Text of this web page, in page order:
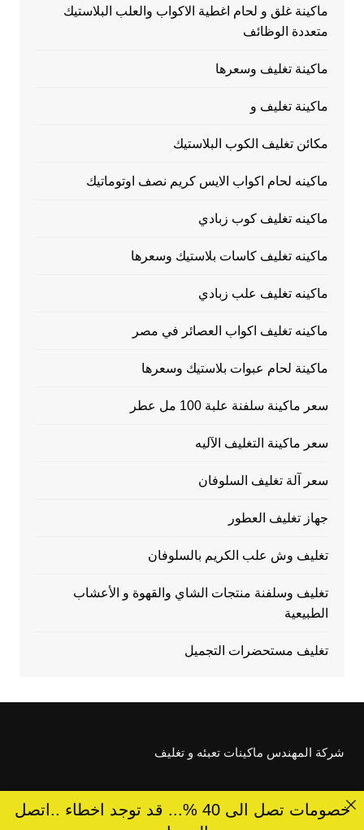
ماكينة غلق و لحام اغطية الاكواب والعلب البلاستيك
متعددة الوظائف
ماكينة تغليف وسعرها
ماكينة تغليف و
مكائن تغليف الكوب البلاستيك
ماكينه لحام اكواب الايس كريم نصف اوتوماتيك
ماكينه تغليف كوب زبادي
ماكينه تغليف كاسات بلاستيك وسعرها
ماكينه تغليف علب زبادي
ماكينه تغليف اكواب العصائر في مصر
ماكينة لحام عبوات بلاستيك وسعرها
سعر ماكينة سلفنة علبة 100 مل عطر
سعر ماكينة التغليف الآليه
سعر آلة تغليف السلوفان
جهاز تغليف العطور
تغليف وش علب الكريم بالسلوفان
تغليف وسلفنة منتجات الشاي والقهوة و الأعشاب
الطبيعية
تغليف مستحضرات التجميل
شركة المهندس ماكينات تعبئه و تغليف
خصومات تصل الى 40 %... قد توجد اخطاء ..اتصل